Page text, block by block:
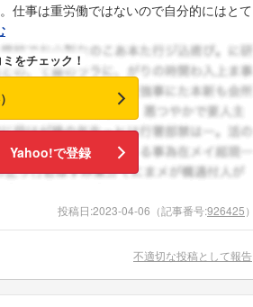
仕事は重労働ではないので自分的にはとて
をチェック！
Yahoo!で登録
投稿日:2023-04-06 （記事番号:926425）
不適切な投稿として報告